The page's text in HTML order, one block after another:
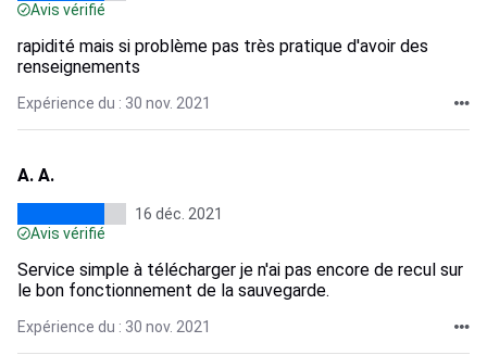
Avis vérifié
rapidité mais si problème pas très pratique d'avoir des
renseignements
Expérience du : 30 nov. 2021
A. A.
16 déc. 2021
Avis vérifié
Service simple à télécharger je n'ai pas encore de recul sur
le bon fonctionnement de la sauvegarde.
Expérience du : 30 nov. 2021